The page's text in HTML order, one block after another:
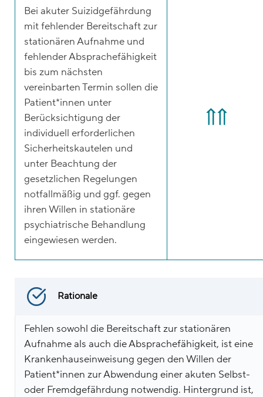
Bei akuter Suizidgefährdung
mit fehlender Bereitschaft zur
stationären Aufnahme und
fehlender Absprachefähigkeit
bis zum nächsten
vereinbarten Termin sollen die
Patient*innen unter
Berücksichtigung der
individuell erforderlichen
Sicherheitskautelen und
unter Beachtung der
gesetzlichen Regelungen
notfallmäßig und ggf. gegen
ihren Willen in stationäre
psychiatrische Behandlung
eingewiesen werden.
Rationale
Fehlen sowohl die Bereitschaft zur stationären
Aufnahme als auch die Absprachefähigkeit, ist eine
Krankenhauseinweisung gegen den Willen der
Patient*innen zur Abwendung einer akuten Selbst-
oder Fremdgefährdung notwendig. Hintergrund ist,